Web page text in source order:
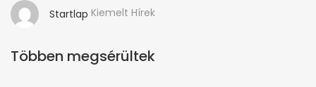
Startlap Kiemelt Hírek
Többen megsérültek